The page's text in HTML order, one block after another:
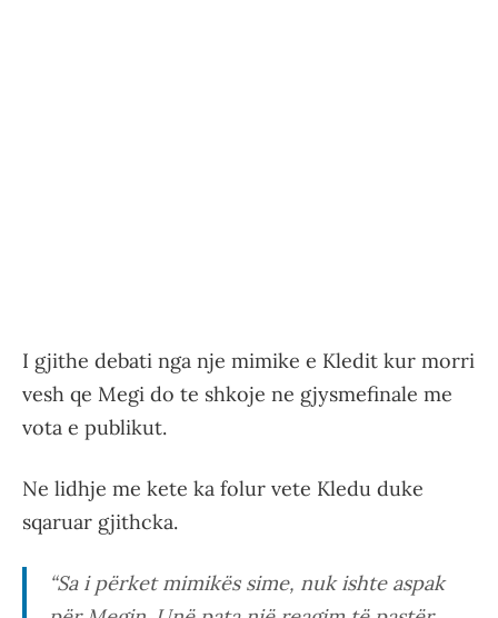
I gjithe debati nga nje mimike e Kledit kur morri
vesh qe Megi do te shkoje ne gjysmefinale me
vota e publikut.
Ne lidhje me kete ka folur vete Kledu duke
sqaruar gjithcka.
“Sa i përket mimikës sime, nuk ishte aspak